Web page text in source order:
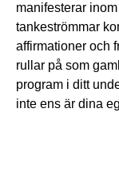
manifesterar
tankeströmmar
affirmationer och
rullar på som
program i ditt
inte ens är dina